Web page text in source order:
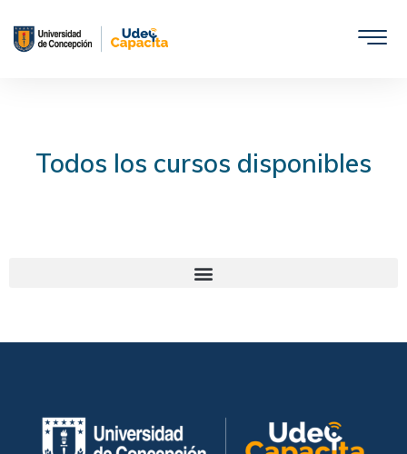
Saltar
Todos los cursos disponibles